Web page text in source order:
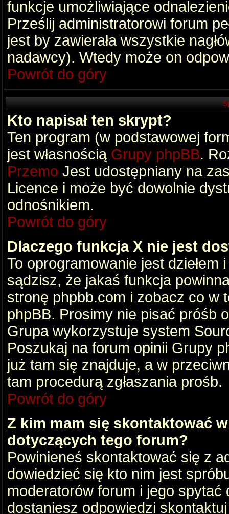
funkcje umożliwiające
Prześlij administratorowi forum
jest by zawierała wszystkie
nadawcy). Wtedy może on
Powrót do góry
Kto napisał ten skrypt?
Ten program (w podstawowej
jest własnością Grupy phpBB.
Przemo Jest udostępniany na
Licence i może być dowolnie
odnośnikiem.
Powrót do góry
Dlaczego funkcja X nie jest
To oprogramowanie jest dziełem
sądzisz, że jakaś funkcja
stronę phpbb.com i zobacz co w
phpBB. Prosimy nie pisać próśb
Grupa wykorzystuje system
Poszukaj na forum opinii Grupy
już tam się znajduje, a w
tam procedurą zgłaszania prośb.
Powrót do góry
Z kim mam się skontaktować
dotyczących tego forum?
Powinieneś skontaktować się z
dowiedzieć się kto nim jest
moderatorów forum i jego
dostaniesz odpowiedzi